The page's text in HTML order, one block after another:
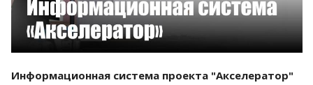
Информационная система проекта "Акселератор"